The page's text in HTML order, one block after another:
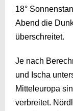
18°
Abend die
überschreitet.
Je nach
und Ischa
Mitteleuropa
verbreitet.